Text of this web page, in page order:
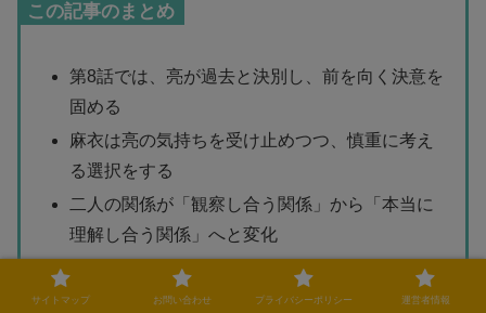
この記事のまとめ
第8話では、亮が過去と決別し、前を向く決意を
固める
麻衣は亮の気持ちを受け止めつつ、慎重に考え
る選択をする
二人の関係が「観察し合う関係」から「本当に
理解し合う関係」へと変化
視聴者からは「亮の成長に感動」「麻衣の決断
がリアル」と共感の声が多数
サイトマップ お問い合わせ プライバシーポリシー 運営者情報